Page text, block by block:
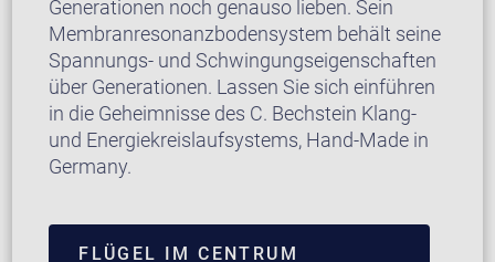
Generationen noch genauso lieben. Sein
Membranresonanzbodensystem behält seine
Spannungs- und Schwingungseigenschaften
über Generationen. Lassen Sie sich einführen
in die Geheimnisse des C. Bechstein Klang-
und Energiekreislaufsystems, Hand-Made in
Germany.
FLÜGEL IM CENTRUM